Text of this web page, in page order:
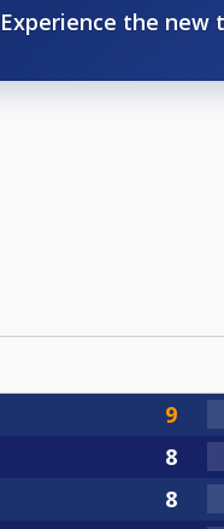
Experience the new